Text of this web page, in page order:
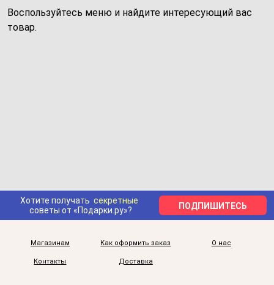
Воспользуйтесь меню и найдите интересующий вас
товар.
Хотите получать секретные
советы от «Подарки.ру»?
ПОДПИШИТЕСЬ
Магазинам Как оформить заказ О нас
Контакты Доставка